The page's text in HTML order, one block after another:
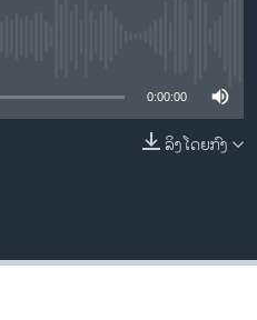
0:00:00
ລິງໂດຍກົງ